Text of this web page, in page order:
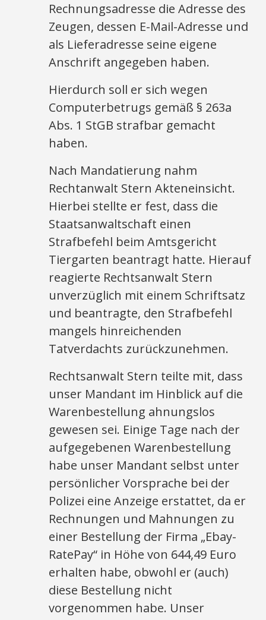
Rechnungsadresse die Adresse des
Zeugen, dessen E-Mail-Adresse und
als Lieferadresse seine eigene
Anschrift angegeben haben.
Hierdurch soll er sich wegen
Computerbetrugs gemäß § 263a
Abs. 1 StGB strafbar gemacht
haben.
Nach Mandatierung nahm
Rechtanwalt Stern Akteneinsicht.
Hierbei stellte er fest, dass die
Staatsanwaltschaft einen
Strafbefehl beim Amtsgericht
Tiergarten beantragt hatte. Hierauf
reagierte Rechtsanwalt Stern
unverzüglich mit einem Schriftsatz
und beantragte, den Strafbefehl
mangels hinreichenden
Tatverdachts zurückzunehmen.
Rechtsanwalt Stern teilte mit, dass
unser Mandant im Hinblick auf die
Warenbestellung ahnungslos
gewesen sei. Einige Tage nach der
aufgegebenen Warenbestellung
habe unser Mandant selbst unter
persönlicher Vorsprache bei der
Polizei eine Anzeige erstattet, da er
Rechnungen und Mahnungen zu
einer Bestellung der Firma „Ebay-
RatePay“ in Höhe von 644,49 Euro
erhalten habe, obwohl er (auch)
diese Bestellung nicht
vorgenommen habe. Unser